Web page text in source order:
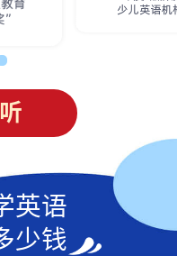
英语
少钱